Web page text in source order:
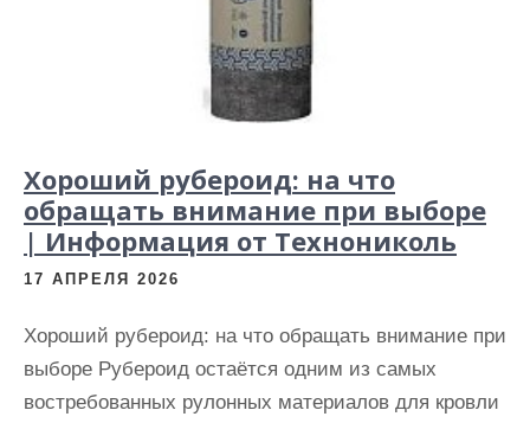
Хороший рубероид: на что
обращать внимание при выборе
| Информация от Технониколь
17 АПРЕЛЯ 2026
Хороший рубероид: на что обращать внимание при
выборе Рубероид остаётся одним из самых
востребованных рулонных материалов для кровли